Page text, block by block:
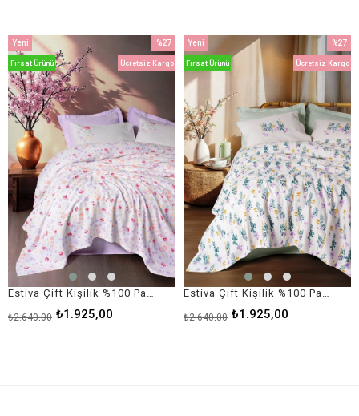
₺1.925,00
₺2.640,00
%27
İndirim
Ücretsiz Kargo
Yeni
Ürün
Fırsat Ürünü
₺1.925,00
₺2.640,00
%27
İndirim
Ücretsiz Kargo
Yeni
Ürün
Fırsat Ürünü